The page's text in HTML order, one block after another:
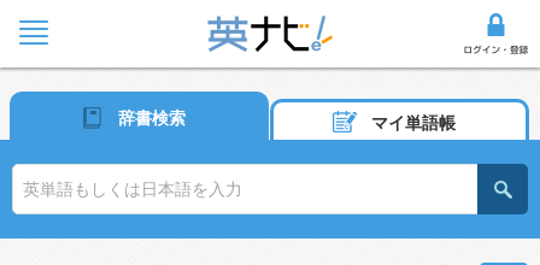
辞書検索 マイ単語帳